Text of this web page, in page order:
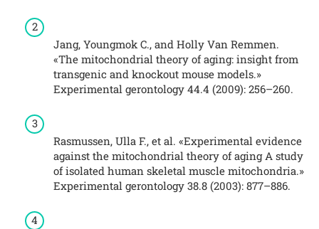
Jang, Youngmok C., and Holly Van Remmen.
«The mitochondrial theory of aging: insight from
transgenic and knockout mouse models.»
Experimental gerontology 44.4 (2009): 256–260.
Rasmussen, Ulla F., et al. «Experimental evidence
against the mitochondrial theory of aging A study
of isolated human skeletal muscle mitochondria.»
Experimental gerontology 38.8 (2003): 877–886.